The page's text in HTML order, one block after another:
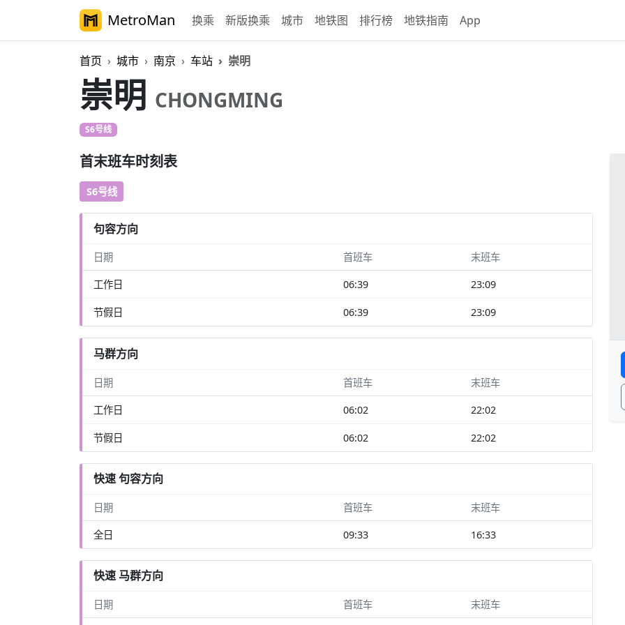
MetroMan 换乘 新版换乘 城市 地铁图 排行榜 地铁指南 App
首页 城市 南京 车站 崇明
崇明 CHONGMING
S6号线
首末班车时刻表
S6号线
句容方向
日期 首班车 末班车
工作日 06:39 23:09
节假日 06:39 23:09
马群方向
日期 首班车 末班车
工作日 06:02 22:02
节假日 06:02 22:02
快速 句容方向
日期 首班车 末班车
全日 09:33 16:33
快速 马群方向
日期 首班车 末班车